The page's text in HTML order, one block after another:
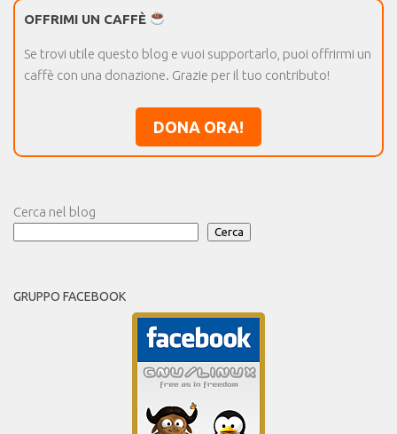
OFFRIMI UN CAFFÈ
Se trovi utile questo blog e vuoi supportarlo, puoi offrirmi un
caffè con una donazione. Grazie per il tuo contributo!
DONA ORA!
Cerca nel blog
Cerca
GRUPPO FACEBOOK